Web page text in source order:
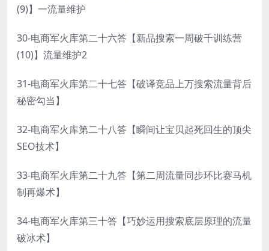
(9)】一流量维护
30-电商军火库第二十六答【新品搜索一周破千训练营
(10)】流量维护2
31-电商军火库第二十七答【破译竞品上万搜索流量背后
秘密勾当】
32-电商军火库第二十八答【瞬间让宝贝起死回生的顶尖
SEO技术】
33-电商军火库第二十九答【第二周流量同步环比赛马机
制再爆术】
34-电商军火库第三十答【巧妙运用搜索底层原理的流量
破冰术】